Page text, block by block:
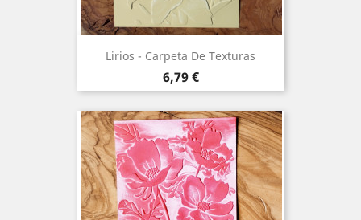
Lirios - Carpeta De Texturas
Precio
6,79 €